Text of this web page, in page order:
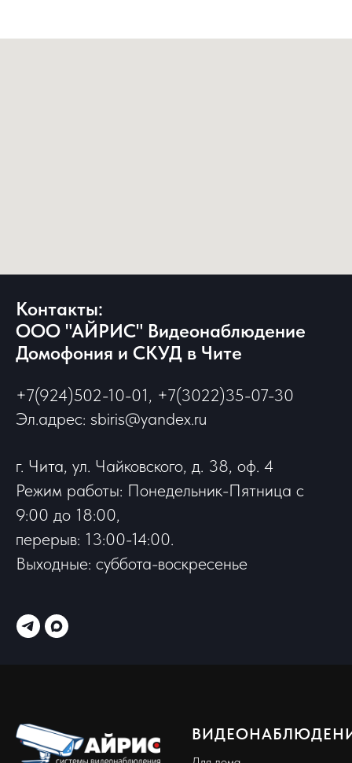
Контакты:
ООО "АЙРИС" Видеонаблюдение
Домофония и СКУД в Чите
+7(924)502-10-01, +7(3022)35-07-30
Эл.адрес: sbiris@yandex.ru
г. Чита, ул. Чайковского, д. 38, оф. 4
Режим работы: Понедельник-Пятница с
9:00 до 18:00,
перерыв: 13:00-14:00.
Выходные: суббота-воскресенье